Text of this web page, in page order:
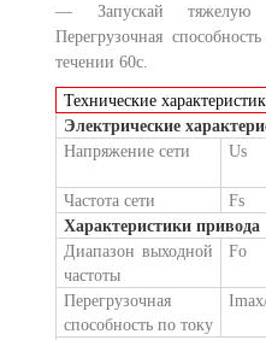
— Запускай тяжелую
Перегрузочная
течении 60с.
Технические
Электрические
Напряжение сети
Us
Частота сети
Fs
Характеристики привода
Диапазон выходной
частоты
Fo
Перегрузочная
способность по току